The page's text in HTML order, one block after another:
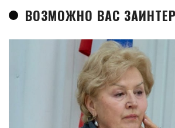
ВОЗМОЖНО ВАС